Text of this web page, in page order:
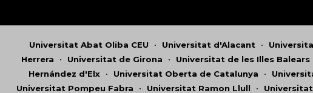
Universitat Abat Oliba CEU • Universitat d'Alacant •
Herrera • Universitat de Girona • Universitat de les Illes Balears
Hernández d'Elx • Universitat Oberta de Catalunya •
Universitat Pompeu Fabra • Universitat Ramon Llull •